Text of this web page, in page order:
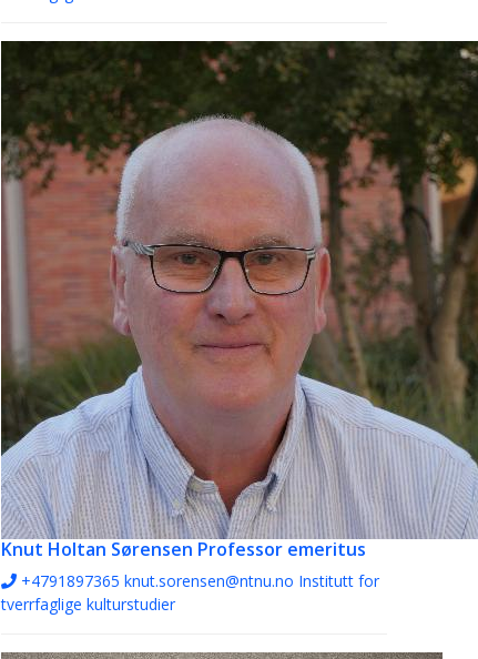
Knut Holtan Sørensen Professor emeritus
+4791897365 knut.sorensen@ntnu.no Institutt for
tverrfaglige kulturstudier